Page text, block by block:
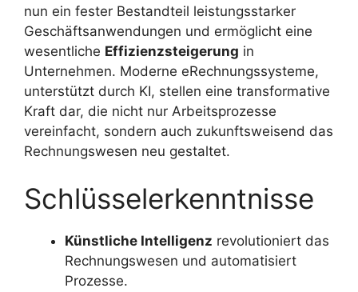
nun ein fester Bestandteil leistungsstarker
Geschäftsanwendungen und ermöglicht eine
wesentliche Effizienzsteigerung in
Unternehmen. Moderne eRechnungssysteme,
unterstützt durch KI, stellen eine transformative
Kraft dar, die nicht nur Arbeitsprozesse
vereinfacht, sondern auch zukunftsweisend das
Rechnungswesen neu gestaltet.
Schlüsselerkenntnisse
Künstliche Intelligenz revolutioniert das
Rechnungswesen und automatisiert
Prozesse.